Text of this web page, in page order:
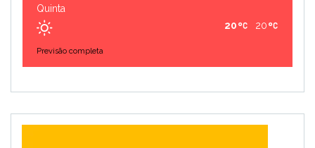
Quinta
20
20
Previsão completa